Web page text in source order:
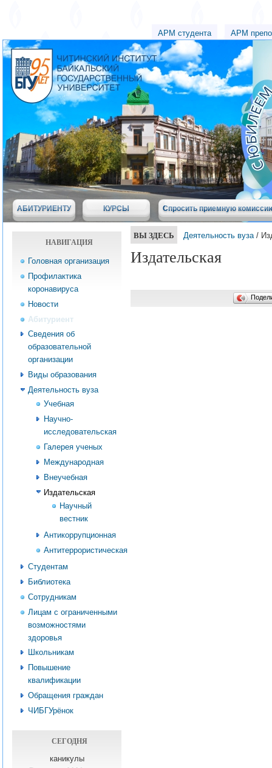
АРМ студента АРМ
АБИТУРИЕНТУ КУРСЫ Спросить приемную
НАВИГАЦИЯ
Головная организация
Профилактика
коронавируса
Новости
Абитуриент
Сведения об
образовательной
организации
Виды образования
Деятельность вуза
Учебная
Научно-
исследовательская
Галерея ученых
Международная
Внеучебная
Издательская
Научный
вестник
Антикоррупционная
Антитеррористическая
Студентам
Библиотека
Сотрудникам
Лицам с ограниченными
возможностями
здоровья
Школьникам
Повышение
квалификации
Обращения граждан
ЧИБГУрёнок
СЕГОДНЯ
каникулы
ВЫ ЗДЕСЬ Деятельность вуза/
Издательская